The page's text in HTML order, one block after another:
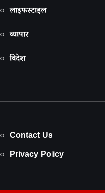
○ लाइफस्टाइल
○ व्यापार
○ विदेश
○ Contact Us
○ Privacy Policy